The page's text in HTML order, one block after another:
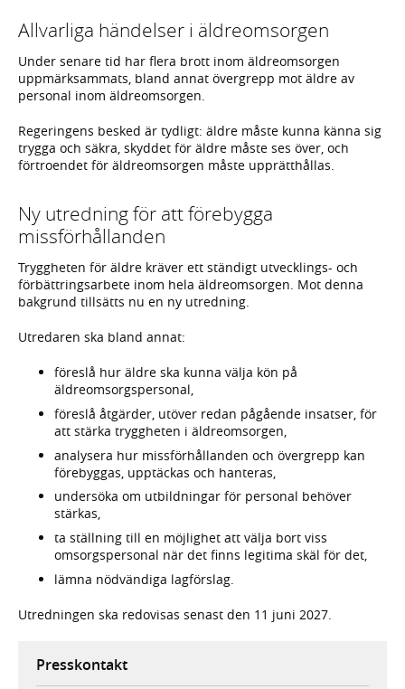
Allvarliga händelser i äldreomsorgen
Under senare tid har flera brott inom äldreomsorgen
uppmärksammats, bland annat övergrepp mot äldre av
personal inom äldreomsorgen.
Regeringens besked är tydligt: äldre måste kunna känna sig
trygga och säkra, skyddet för äldre måste ses över, och
förtroendet för äldreomsorgen måste upprätthållas.
Ny utredning för att förebygga
missförhållanden
Tryggheten för äldre kräver ett ständigt utvecklings- och
förbättringsarbete inom hela äldreomsorgen. Mot denna
bakgrund tillsätts nu en ny utredning.
Utredaren ska bland annat:
föreslå hur äldre ska kunna välja kön på
äldreomsorgspersonal,
föreslå åtgärder, utöver redan pågående insatser, för
att stärka tryggheten i äldreomsorgen,
analysera hur missförhållanden och övergrepp kan
förebyggas, upptäckas och hanteras,
undersöka om utbildningar för personal behöver
stärkas,
ta ställning till en möjlighet att välja bort viss
omsorgspersonal när det finns legitima skäl för det,
lämna nödvändiga lagförslag.
Utredningen ska redovisas senast den 11 juni 2027.
Presskontakt